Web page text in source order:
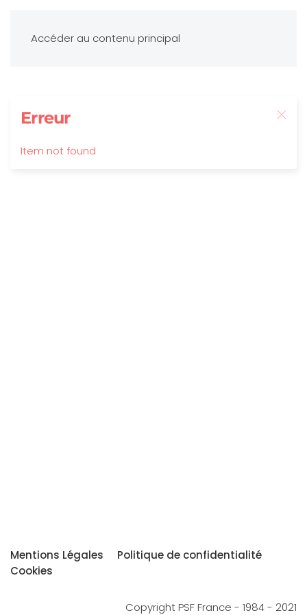
Accéder au contenu principal
Erreur
Item not found
Mentions Légales
Politique de confidentialité
Cookies
Copyright PSF France - 1984 - 2021